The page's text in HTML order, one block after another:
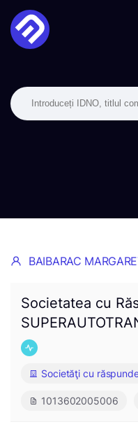
BAIBARAC
Societatea cu
Societăţi cu
1013602005006